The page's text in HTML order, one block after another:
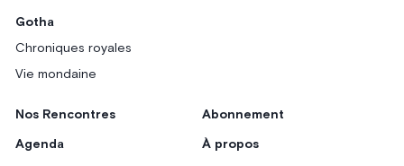
Gotha
Chroniques royales
Vie mondaine
Nos Rencontres
Agenda
Abonnement
À propos